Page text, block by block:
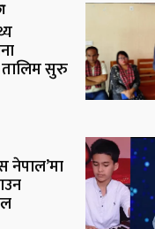
तालिम सुरु
नेपाल’मा